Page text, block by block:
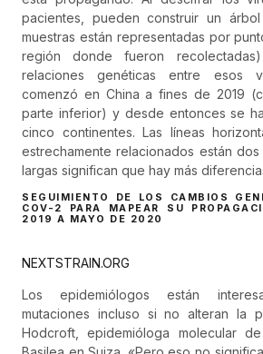
pacientes, pueden construir un
muestras están representadas por
región donde fueron
relaciones genéticas entre esos
comenzó en China a fines de 2019
parte inferior) y desde entonces se
cinco continentes. Las líneas
estrechamente relacionados están dos
largas significan que hay más
SEGUIMIENTO DE LOS CAMBIOS
COV-2 PARA MAPEAR SU
2019 A MAYO DE 2020
NEXTSTRAIN.ORG
Los epidemiólogos están
mutaciones incluso si no alteran la
Hodcroft, epidemióloga molecular